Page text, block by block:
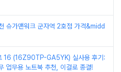
슈가맨워크 군자역 2호점 가격&midd
16 (16Z90TP-GA5YK) 실사용 후기:
업무용 노트북 추천, 이걸로 종결!